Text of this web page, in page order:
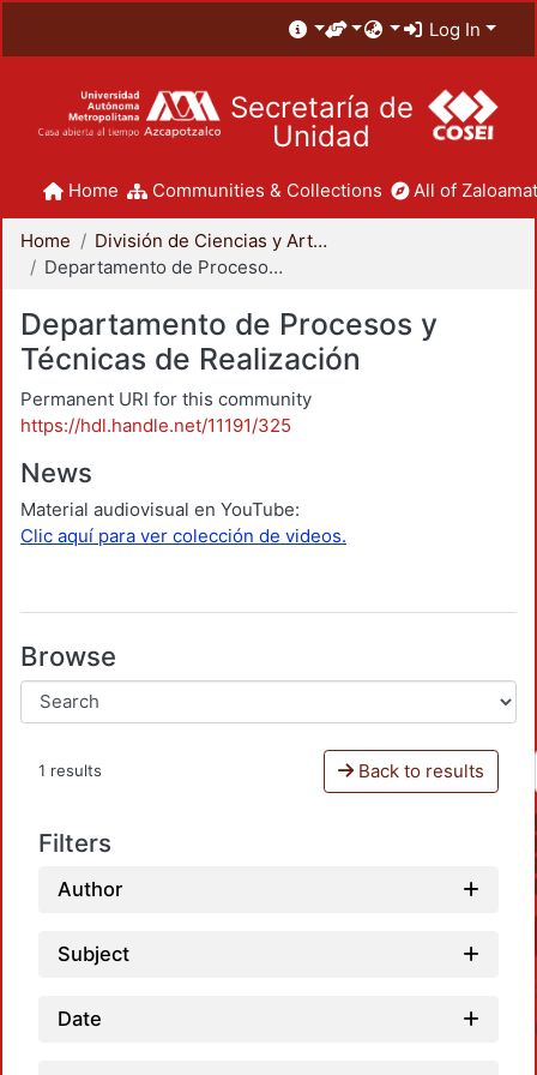
Log In
Secretaría de
Unidad
Home Communities & Collections All of
Home
División de Ciencias y Artes para el Diseño
Departamento de Procesos y Técnicas de Realización
Departamento de Procesos y
Técnicas de Realización
Permanent URI for this community
https://hdl.handle.net/11191/325
News
Material audiovisual en YouTube:
Clic aquí para ver colección de videos.
Browse
1 results Back to results
Filters
Author
Subject
Date